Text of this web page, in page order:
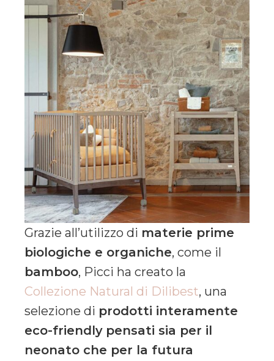
Grazie all’utilizzo di materie prime
biologiche e organiche, come il
bamboo, Picci ha creato la
Collezione Natural di Dilibest, una
selezione di prodotti interamente
eco-friendly pensati sia per il
neonato che per la futura